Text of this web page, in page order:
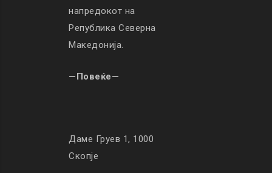
напредокот на
Република Северна
Македонија.
—Повеќе—
Даме Груев 1, 1000
Скопје